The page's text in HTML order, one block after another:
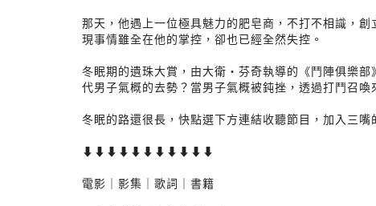
那天，他遇上一位極具魅力的肥皂商，不打不相識，
現事情雖全在他的掌控，卻也已經全然失控。
冬眠期的遺珠大賞，由大衛・芬奇執導的《鬥陣俱樂
代男子氣概的去勢？當男子氣概被鈍挫，透過打鬥召
冬眠的路還很長，快點選下方連結收聽節目，加入三嘴
⬇️⬇️⬇️⬇️⬇️⬇️⬇️⬇️⬇️⬇️⬇️
電影｜影集｜歌詞｜書籍